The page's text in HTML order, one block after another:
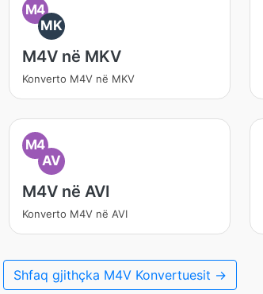
M4
MK
M4V në MKV
Konverto M4V në MKV
M4
AV
M4V në AVI
Konverto M4V në AVI
Shfaq gjithçka M4V Konvertuesit →